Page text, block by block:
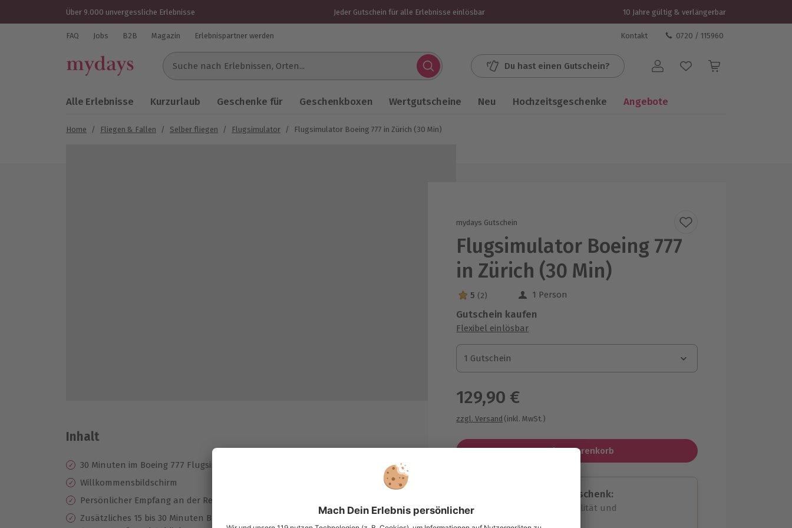
Über 9.000 unvergessliche Erlebnisse Jeder Gutschein für alle Erlebnisse einlösbar 10 Jahre gültig & verlängerbar
FAQ Jobs B2B Magazin Erlebnispartner werden Kontakt 0720 / 115960
Suche nach Erlebnissen...
Du hast einen Gutschein? Benutzerkonto
Alle Erlebnisse Kurzurlaub Geschenke für Geschenkboxen Wertgutscheine Neu Hochzeitsgeschenke Angebote
Home / Fliegen & Fallen / Selber fliegen / Flugsimulator / Flugsimulator Boeing 777 in Zürich (30 Min)
mydays Gutschein
Flugsimulator Boeing 777
in Zürich (30 Min)
5 Sterne von 5 aus 2 Bewertungen
5 (2) 1 Person
Gutschein kaufen
Flexibel einlösbar
1 Gutschein
1 Gutschein
1 Gutschein
129,90 €
zzgl. Versand (inkl. MwSt.)
In den Warenkorb
Immer das passende Geschenk:
Große Auswahl, volle Flexibilität und
Inhalt
30 Minuten im Boeing 777 Flugsimulator fliegen
Willkommensbildschirm
Persönlicher Empfang an der Rezeption
Zusätzliches 15 bis 30 Minuten Briefing mit Kaffee, Tee, Mineralwasser oder